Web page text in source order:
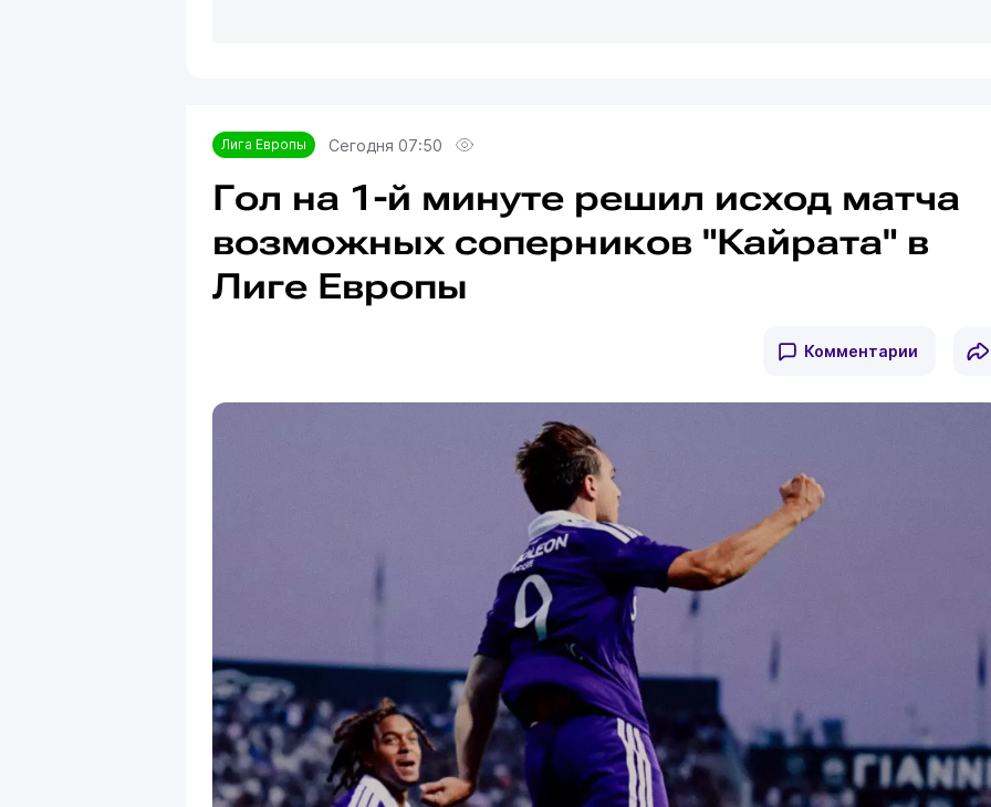
Лига Европы Сегодня 07:50
Гол на 1-й минуте решил исход матча
возможных соперников "Кайрата" в
Лиге Европы
Комментарии